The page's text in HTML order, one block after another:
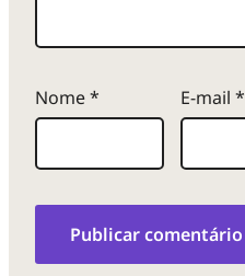
Nome* E-mail *